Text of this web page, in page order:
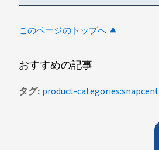
このページのトップへ
おすすめの記事
タグ product-